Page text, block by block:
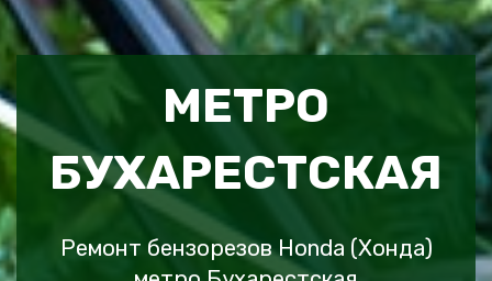
МЕТРО
БУХАРЕСТСКАЯ
Ремонт бензорезов Honda (Хонда)